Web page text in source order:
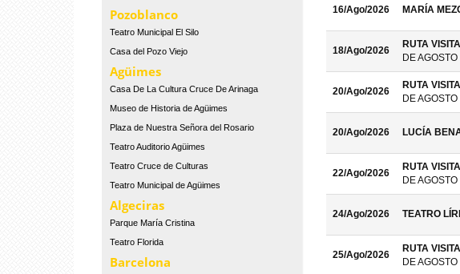
Pozoblanco
Teatro Municipal El Silo
Casa del Pozo Viejo
Agüimes
Casa De La Cultura Cruce De Arinaga
Museo de Historia de Agüimes
Plaza de Nuestra Señora del Rosario
Teatro Auditorio Agüimes
Teatro Cruce de Culturas
Teatro Municipal de Agüimes
Algeciras
Parque María Cristina
Teatro Florida
Barcelona
16/Ago/2026 MARÍA
18/Ago/2026
RUTA
DE AGOSTO
20/Ago/2026
RUTA
DE AGOSTO
20/Ago/2026 LUCÍA
22/Ago/2026
RUTA
DE AGOSTO
24/Ago/2026 TEATRO
25/Ago/2026
RUTA
DE AGOSTO